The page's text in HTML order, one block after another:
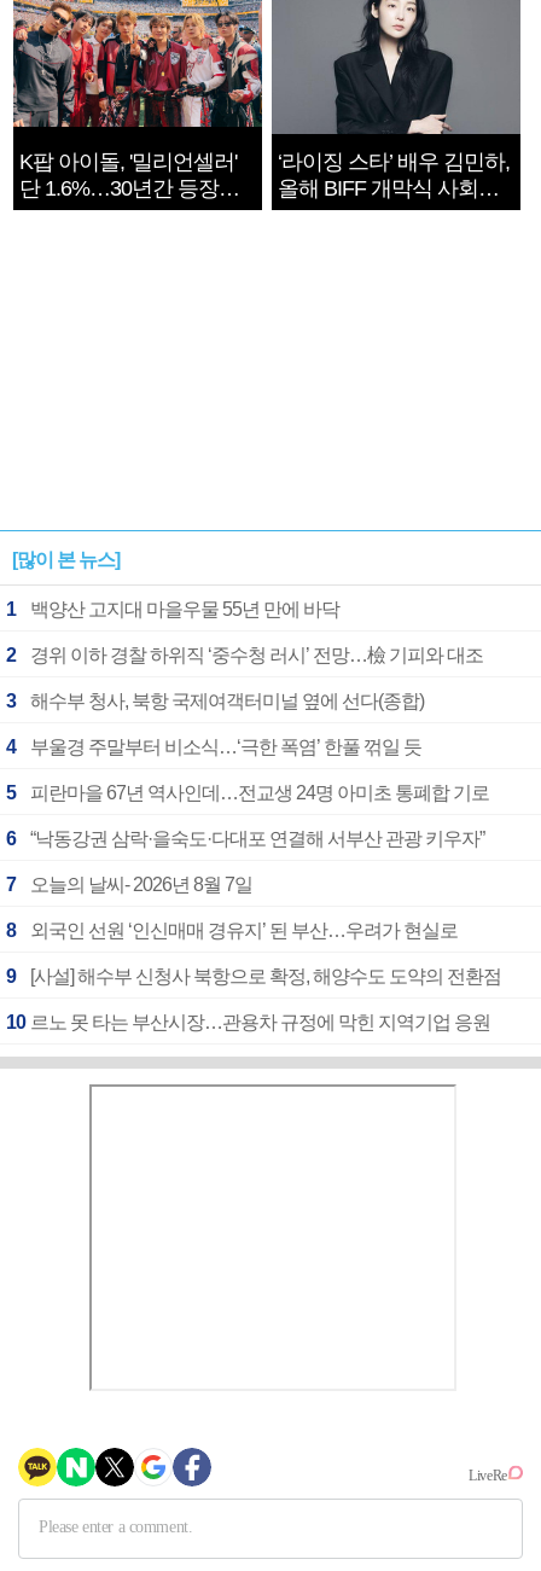
K팝 아이돌, '밀리언셀러'
단 1.6%…30년간 등장
1182개팀 전수조사
‘라이징 스타’ 배우 김민하,
올해 BIFF 개막식 사회자
확정
[많이 본 뉴스]
1 백양산 고지대 마을우물 55년 만에 바닥
2 경위 이하 경찰 하위직 ‘중수청 러시’ 전망…檢 기피와 대조
3 해수부 청사, 북항 국제여객터미널 옆에 선다(종합)
4 부울경 주말부터 비소식…‘극한 폭염’ 한풀 꺾일 듯
5 피란마을 67년 역사인데…전교생 24명 아미초 통폐합 기로
6 “낙동강권 삼락·을숙도·다대포 연결해 서부산 관광 키우자”
7 오늘의 날씨- 2026년 8월 7일
8 외국인 선원 ‘인신매매 경유지’ 된 부산…우려가 현실로
9 [사설] 해수부 신청사 북항으로 확정, 해양수도 도약의 전환점
10 르노 못 타는 부산시장…관용차 규정에 막힌 지역기업 응원